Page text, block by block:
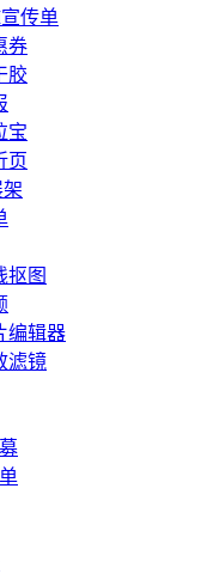
传单
券
胶
宝
页
抠图
编辑器
滤镜